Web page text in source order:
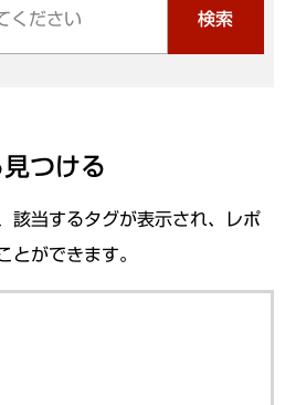
検索
つける
該当するタグが表示され、レポ
とができます。